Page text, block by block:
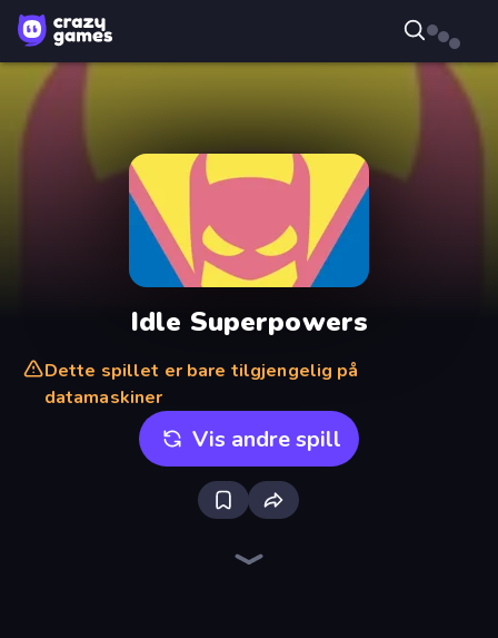
Idle Superpowers
Dette spillet er bare tilgjengelig på
datamaskiner
Vis andre spill